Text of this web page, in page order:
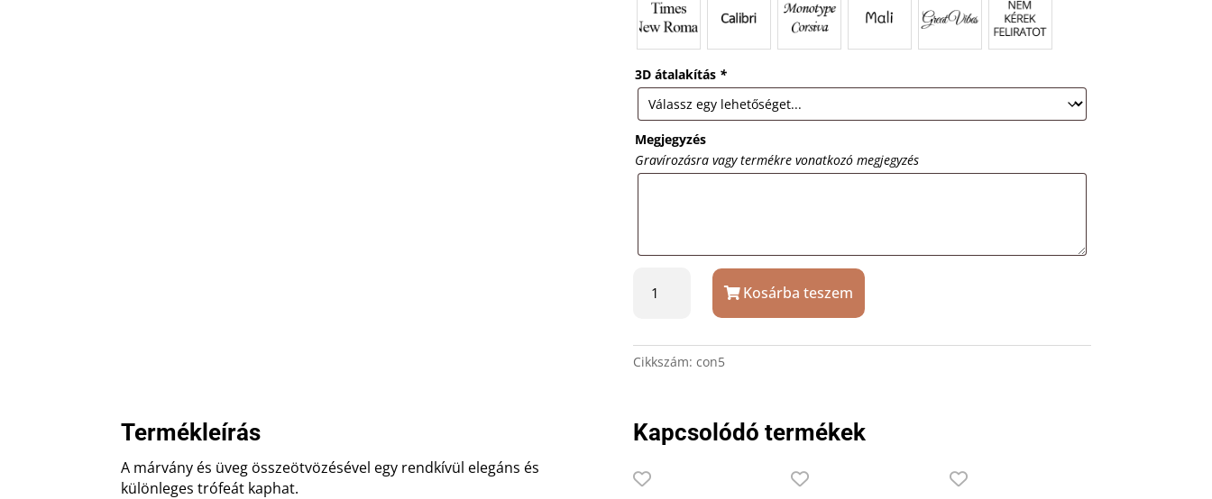
3D átalakítás *
Megjegyzés
Gravírozásra vagy termékre vonatkozó megjegyzés
kristályüveg
díszdobozban
mennyiség
Kosárba teszem
Cikkszám: con5
Termékleírás
A márvány és üveg összeötvözésével egy rendkívül elegáns és
különleges trófeát kaphat.
Kapcsolódó termékek